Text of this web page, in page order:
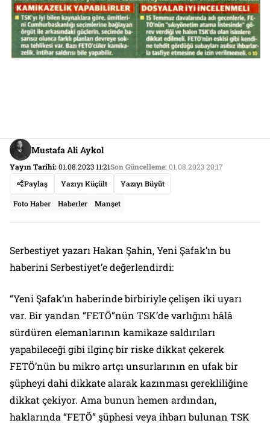
Mustafa Ali Aykol
Yayın Tarihi:01.08.2023 11:21Son Güncelleme:01.08.2023 20:17
Paylaş
Yazıyı Küçült Yazıyı Büyüt
Foto Haber Haberler Manşet
Serbestiyet yazarı Hakan Şahin, Yeni Şafak’ın bu
haberini Serbestiyet’e değerlendirdi:
“Yeni Şafak’ın haberinde birbiriyle çelişen iki uyarı
var. Bir yandan “FETÖ”nün TSK’de varlığını hâlâ
sürdüren elemanlarının kamikaze saldırıları
yapabileceği gibi ilginç bir riske dikkat çekerek
FETÖ’nün bu mikro artçı unsurlarının en ufak bir
şüpheyi dahi dikkate alarak kazınması gerekliliğine
dikkat çekiyor. Ama bunun hemen ardından,
haklarında “FETÖ” şüphesi veya ihbarı bulunan TSK